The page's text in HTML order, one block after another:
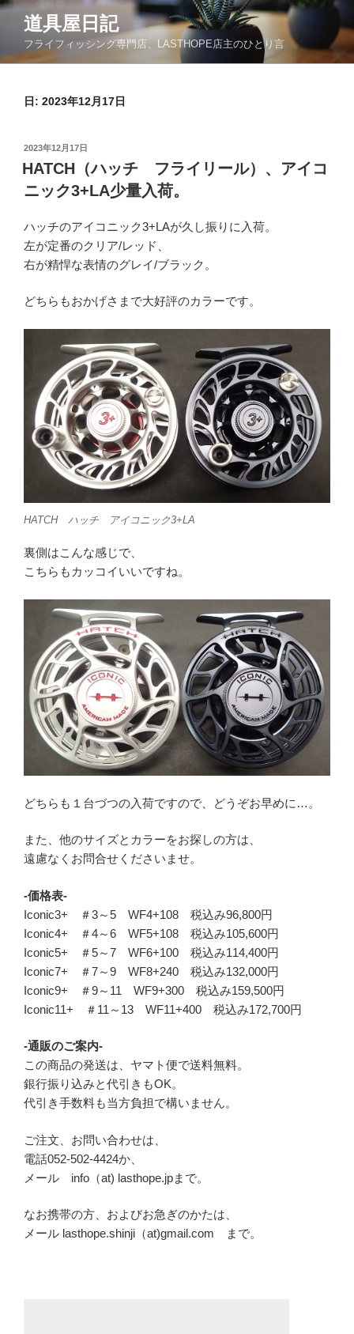
コ
ン
道具屋日記
フライフィッシング専門店、LASTHOPE店主のひとり言
日: 2023年12月17日
投
稿
日:
2023年12月17日
HATCH（ハッチ フライリール）、アイコ
ニック3+LA少量入荷。
ハッチのアイコニック3+LAが久し振りに入荷。
左が定番のクリア/レッド、
右が精悍な表情のグレイ/ブラック。
どちらもおかげさまで大好評のカラーです。
HATCH ハッチ アイコニック3+LA
裏側はこんな感じで、
こちらもカッコイいいですね。
どちらも１台づつの入荷ですので、どうぞお早めに…。
また、他のサイズとカラーをお探しの方は、
遠慮なくお問合せくださいませ。
-価格表-
Iconic3+ ＃3～5 WF4+108 税込み96,800円
Iconic4+ ＃4～6 WF5+108 税込み105,600円
Iconic5+ ＃5～7 WF6+100 税込み114,400円
Iconic7+ ＃7～9 WF8+240 税込み132,000円
Iconic9+ ＃9～11 WF9+300 税込み159,500円
Iconic11+ ＃11～13 WF11+400 税込み172,700円
-通販のご案内-
この商品の発送は、ヤマト便で送料無料。
銀行振り込みと代引きもOK。
代引き手数料も当方負担で構いません。
ご注文、お問い合わせは、
電話052-502-4424か、
メール info（at) lasthope.jpまで。
なお携帯の方、およびお急ぎのかたは、
メール lasthope.shinji（at)gmail.com まで。